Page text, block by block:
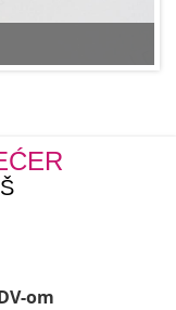
om